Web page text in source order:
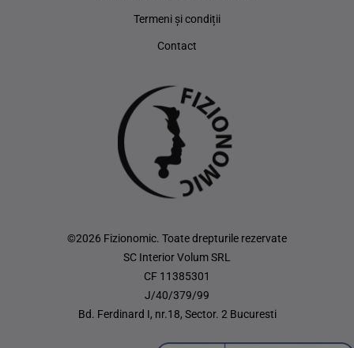
Termeni și condiții
Contact
©2026 Fizionomic. Toate drepturile rezervate
SC Interior Volum SRL
CF 11385301
J/40/379/99
Bd. Ferdinard I, nr.18, Sector. 2 Bucuresti